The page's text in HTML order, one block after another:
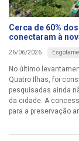
Cerca de 60%
conectaram à
26/06/2026
No último
Quatro Ilhas, foi
pesquisadas ainda
da cidade. A
para a preservação